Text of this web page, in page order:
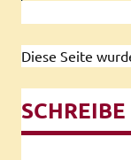
Diese Seite